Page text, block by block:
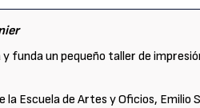
funda un pequeño taller de
Escuela de Artes y Oficios, Emilio